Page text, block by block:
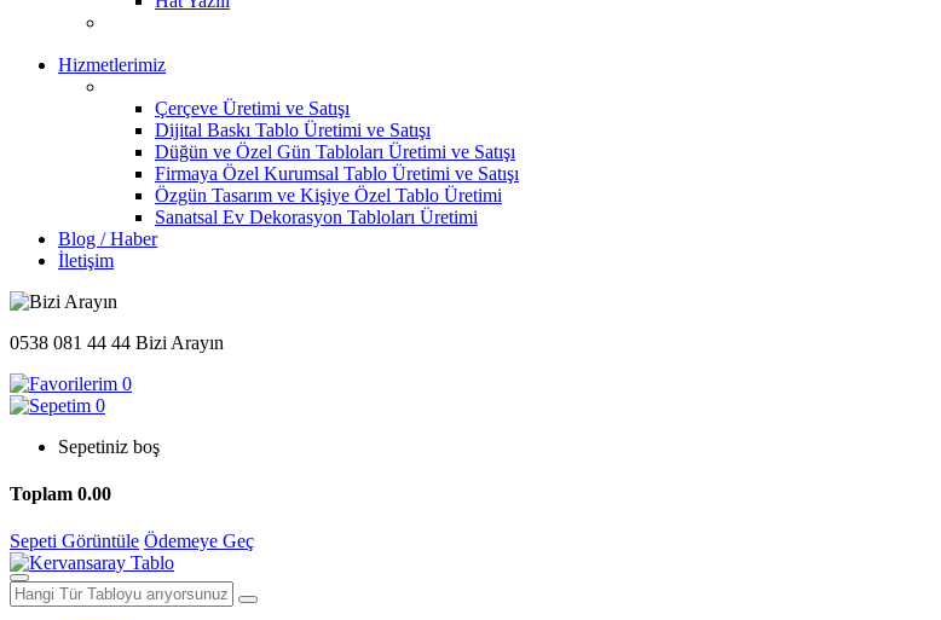
Hizmetlerimiz
Çerçeve Üretimi ve Satışı
Dijital Baskı Tablo Üretimi ve Satışı
Düğün ve Özel Gün Tabloları Üretimi ve Satışı
Firmaya Özel Kurumsal Tablo Üretimi ve Satışı
Özgün Tasarım ve Kişiye Özel Tablo Üretimi
Sanatsal Ev Dekorasyon Tabloları Üretimi
Blog / Haber
İletişim
0538 081 44 44 Bizi Arayın
0
0
Sepetiniz boş
Toplam 0.00
Sepeti Görüntüle Ödemeye Geç